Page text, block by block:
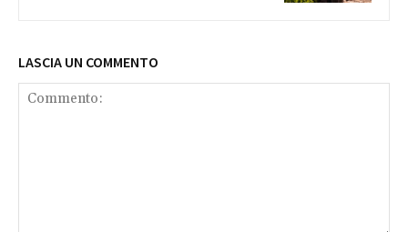
LASCIA UN COMMENTO